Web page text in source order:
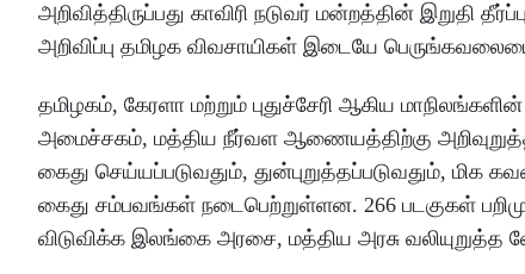
அறிவித்திருப்பது காவிரி நடுவர் மன்றத்தின் இறுதி
அறிவிப்பு தமிழக விவசாயிகள் இடையே
தமிழகம், கேரளா மற்றும் புதுச்சேரி ஆகிய
அமைச்சகம், மத்திய நீர்வள ஆணையத்திற்கு
கைது செய்யப்படுவதும், துன்புறுத்தப்படுவதும், மிக
கைது சம்பவங்கள் நடைபெற்றுள்ளன. 266 படகுகள்
விடுவிக்க இலங்கை அரசை, மத்திய அரசு வலியுறுத்த